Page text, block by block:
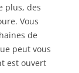
plus, des
Vous
de
peut vous
est ouvert